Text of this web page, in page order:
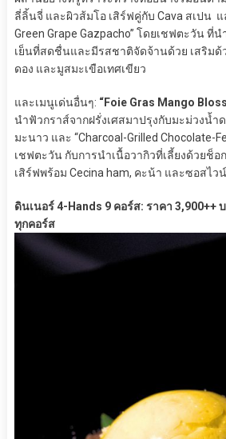
ลี่ลิ้นจี่ และผิวส้มโอ เสิร์ฟคู่กับ Cava สเปน แ
Green Grape Gazpacho” โดยเชฟตะวัน ที่
เย็นที่สดชื่นและมีรสชาติจัดจ้านด้วย เสริมด้
ดอง และมูสมะเขือเทศเขียว
และเมนูเด่นอื่นๆ: “Foie Gras Mango
นำฟัวกราส์จากฝรั่งเศสมาปรุงกับมะม่วงน้ำ
มะนาว และ “Charcoal-Grilled Chocolate-
เชฟตะวัน กับการนำเนื้อวากิวที่เลี้ยงด้วยช็อ
เสิร์ฟพร้อม Cecina ham, คะน้า และซอสไ
ดินเนอร์ 4-Hands 9 คอร์ส: ราคา 3,900++
ทุกคอร์ส